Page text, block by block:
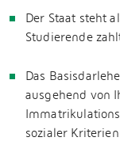
Der Staat steht
Studierende
Das
ausgehend von
sozialer